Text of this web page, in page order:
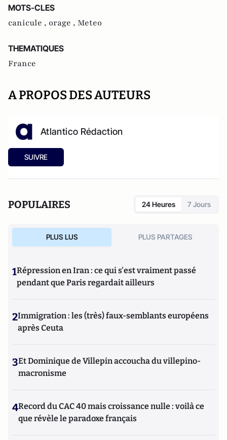
MOTS-CLES
canicule , orage , Meteo
THEMATIQUES
France
A PROPOS DES AUTEURS
Atlantico Rédaction
SUIVRE
POPULAIRES 24 Heures 7 Jours
PLUS LUS PLUS PARTAGES
1Répression en Iran : ce qui s'est vraiment passé
pendant que Paris regardait ailleurs
2Immigration : les (très) faux-semblants européens
après Ceuta
3Et Dominique de Villepin accoucha du villepino-
macronisme
4Record du CAC 40 mais croissance nulle : voilà ce
que révèle le paradoxe français